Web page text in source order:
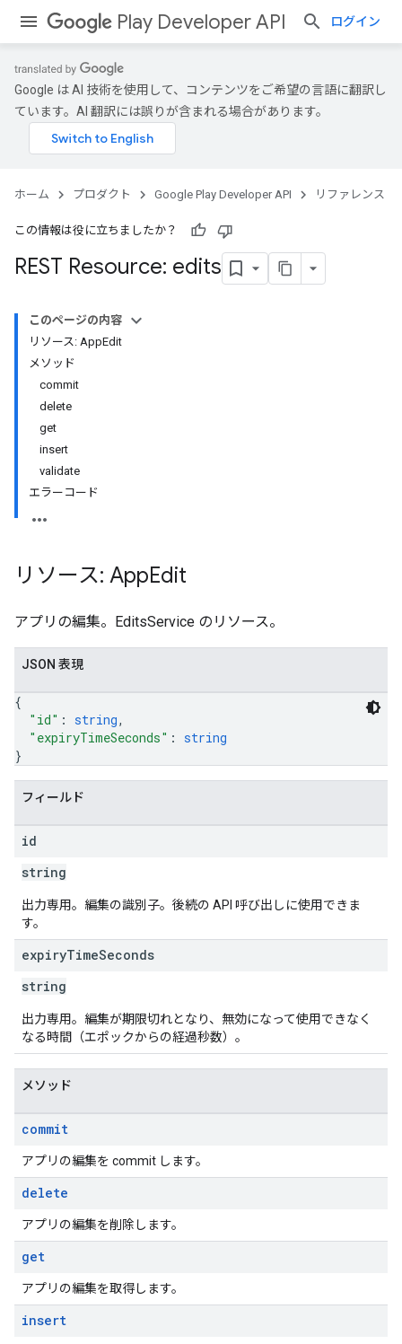
Play Developer API ログイン
Google は AI 技術を使用して、コンテンツをご希望の言語に翻訳し
ています。AI 翻訳には誤りが含まれる場合があります。
ホーム プロダクト Google Play Developer API リファレンス
この情報は役に立ちましたか？
REST Resource: edits
このページの内容
リソース: AppEdit
メソッド
commit
delete
get
insert
validate
エラーコード
リソース: AppEdit
アプリの編集。EditsService のリソース。
JSON 表現
{
"id" : string,
"expiryTimeSeconds" : string
}
フィールド
id
string
出力専用。編集の識別子。後続の API 呼び出しに使用できま
す。
expiryTimeSeconds
string
出力専用。編集が期限切れとなり、無効になって使用できなく
なる時間（エポックからの経過秒数）。
メソッド
commit
アプリの編集を commit します。
delete
アプリの編集を削除します。
get
アプリの編集を取得します。
insert